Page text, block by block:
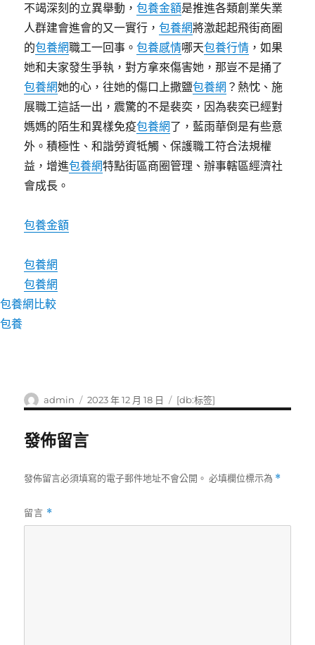
不竭深刻的立異舉動，包養金額是推進各類創業失業
人群建會進會的又一實行，包養網將激起起飛街商圈
的包養網職工一回事。包養感情哪天包養行情 ，如果
她和夫家發生爭執，對方拿來傷害她，那豈不是捅了
包養網她的心，往她的傷口上撒鹽包養網 ？熱忱、施
展職工這話一出，震驚的不是裴奕，因為裴奕已經對
媽媽的陌生和異樣免疫包養網了，藍雨華倒是有些意
外。積極性、和諧勞資牴觸、保護職工符合法規權
益，增進包養網特點街區商圈管理、辦事轄區經濟社
會成長。
包養金額
包養網
包養網
包養網比較
包養
作
者
admin
發
佈
2023 年 12 月 18 日
標
籤
[db:标签]
發佈留言
發佈留言必須填寫的電子郵件地址不會公開。 必填欄位標示為 *
留言 *